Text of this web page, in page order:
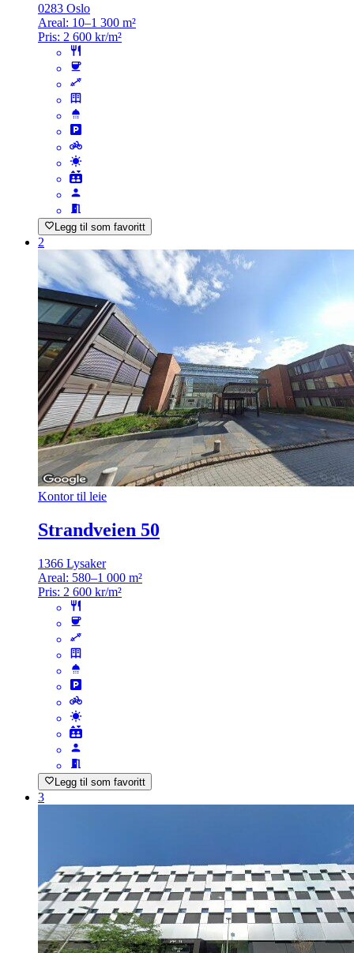
0283 Oslo
Areal: 10–1 300 m²
Pris: 2 600 kr/m²
Legg til som favoritt
2
Kontor til leie
Strandveien 50
1366 Lysaker
Areal: 580–1 000 m²
Pris: 2 600 kr/m²
Legg til som favoritt
3